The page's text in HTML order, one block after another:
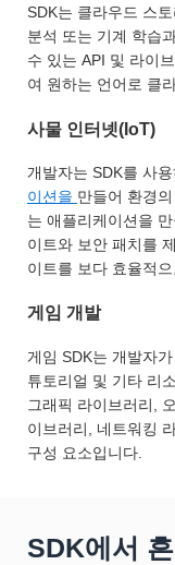
SDK는 클라우드 스
분석 또는 기계 학습
수 있는 API 및 라이
여 원하는 언어로 클
사물 인터넷(IoT)
개발자는 SDK를 사
이션을 만들어 환경
는 애플리케이션을
이트와 보안 패치를
이트를 보다 효율적
게임 개발
게임 SDK는 개발자
튜토리얼 및 기타 리
그래픽 라이브러리,
이브러리, 네트워킹
구성 요소입니다.
SDK에서